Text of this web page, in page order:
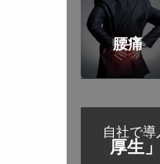
腰痛
自社で導
厚生」